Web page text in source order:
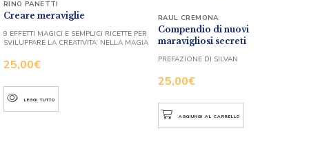
Creare meraviglie
25,00€
RINO PANETTI
9 EFFETTI MAGICI E SEMPLICI RICETTE PER
SVILUPPARE LA CREATIVITA’ NELLA MAGIA
LEGGI TUTTO
Compendio di nuovi
maravigliosi secreti
25,00€
RAUL CREMONA
PREFAZIONE DI SILVAN
AGGIUNGI AL CARRELLO